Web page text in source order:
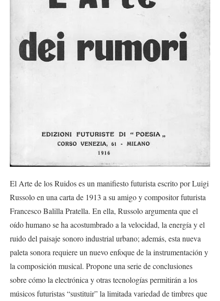
El Arte de los Ruidos es un manifiesto futurista escrito por Luigi
Russolo en una carta de 1913 a su amigo y compositor futurista
Francesco Balilla Pratella. En ella, Russolo argumenta que el
oído humano se ha acostumbrado a la velocidad, la energía y el
ruido del paisaje sonoro industrial urbano; además, esta nueva
paleta sonora requiere un nuevo enfoque de la instrumentación y
la composición musical. Propone una serie de conclusiones
sobre cómo la electrónica y otras tecnologías permitirán a los
músicos futuristas “sustituir” la limitada variedad de timbres que